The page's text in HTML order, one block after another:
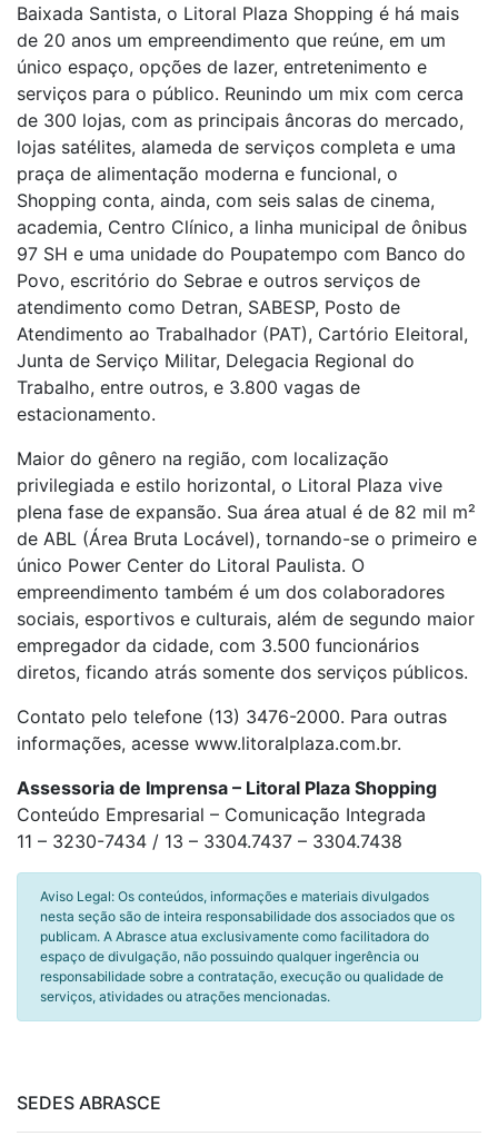
Baixada Santista, o Litoral Plaza Shopping é há mais
de 20 anos um empreendimento que reúne, em um
único espaço, opções de lazer, entretenimento e
serviços para o público. Reunindo um mix com cerca
de 300 lojas, com as principais âncoras do mercado,
lojas satélites, alameda de serviços completa e uma
praça de alimentação moderna e funcional, o
Shopping conta, ainda, com seis salas de cinema,
academia, Centro Clínico, a linha municipal de ônibus
97 SH e uma unidade do Poupatempo com Banco do
Povo, escritório do Sebrae e outros serviços de
atendimento como Detran, SABESP, Posto de
Atendimento ao Trabalhador (PAT), Cartório Eleitoral,
Junta de Serviço Militar, Delegacia Regional do
Trabalho, entre outros, e 3.800 vagas de
estacionamento.
Maior do gênero na região, com localização
privilegiada e estilo horizontal, o Litoral Plaza vive
plena fase de expansão. Sua área atual é de 82 mil m²
de ABL (Área Bruta Locável), tornando-se o primeiro e
único Power Center do Litoral Paulista. O
empreendimento também é um dos colaboradores
sociais, esportivos e culturais, além de segundo maior
empregador da cidade, com 3.500 funcionários
diretos, ficando atrás somente dos serviços públicos.
Contato pelo telefone (13) 3476-2000. Para outras
informações, acesse www.litoralplaza.com.br.
Assessoria de Imprensa – Litoral Plaza Shopping
Conteúdo Empresarial – Comunicação Integrada
11 – 3230-7434 / 13 – 3304.7437 – 3304.7438
Aviso Legal: Os conteúdos, informações e materiais divulgados
nesta seção são de inteira responsabilidade dos associados que os
publicam. A Abrasce atua exclusivamente como facilitadora do
espaço de divulgação, não possuindo qualquer ingerência ou
responsabilidade sobre a contratação, execução ou qualidade de
serviços, atividades ou atrações mencionadas.
SEDES ABRASCE